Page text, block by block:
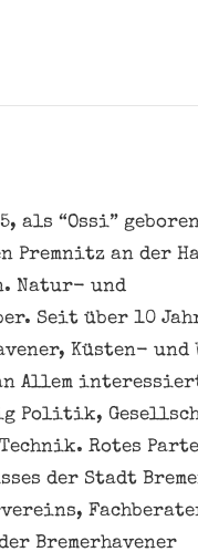
als “Ossi”
Premnitz an der
Natur- und
Seit über 10
Küsten- und
Allem
Politik,
Rotes
der Stadt
Bremerhavener